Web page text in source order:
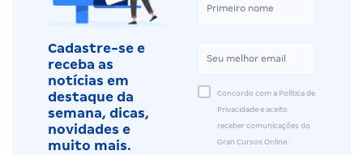
Cadastre-se e
receba as
notícias em
destaque da
semana, dicas,
novidades e
muito mais.
Concordo com a Política de
Privacidade e aceito
receber comunicações do
Gran Cursos Online.